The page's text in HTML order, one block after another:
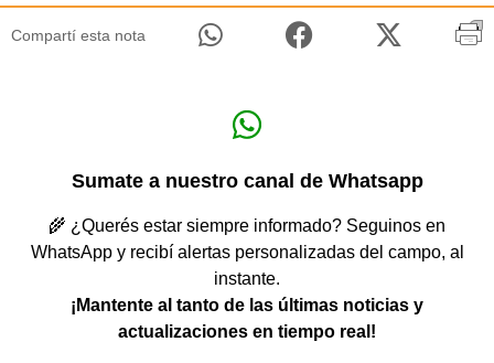
Compartí esta nota
Sumate a nuestro canal de Whatsapp
🌾 ¿Querés estar siempre informado? Seguinos en
WhatsApp y recibí alertas personalizadas del campo, al
instante.
¡Mantente al tanto de las últimas noticias y
actualizaciones en tiempo real!